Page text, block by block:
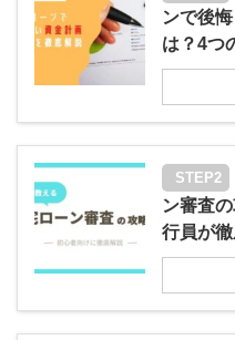
ンで後
は？4つ
STEP2
ン審査
行員が